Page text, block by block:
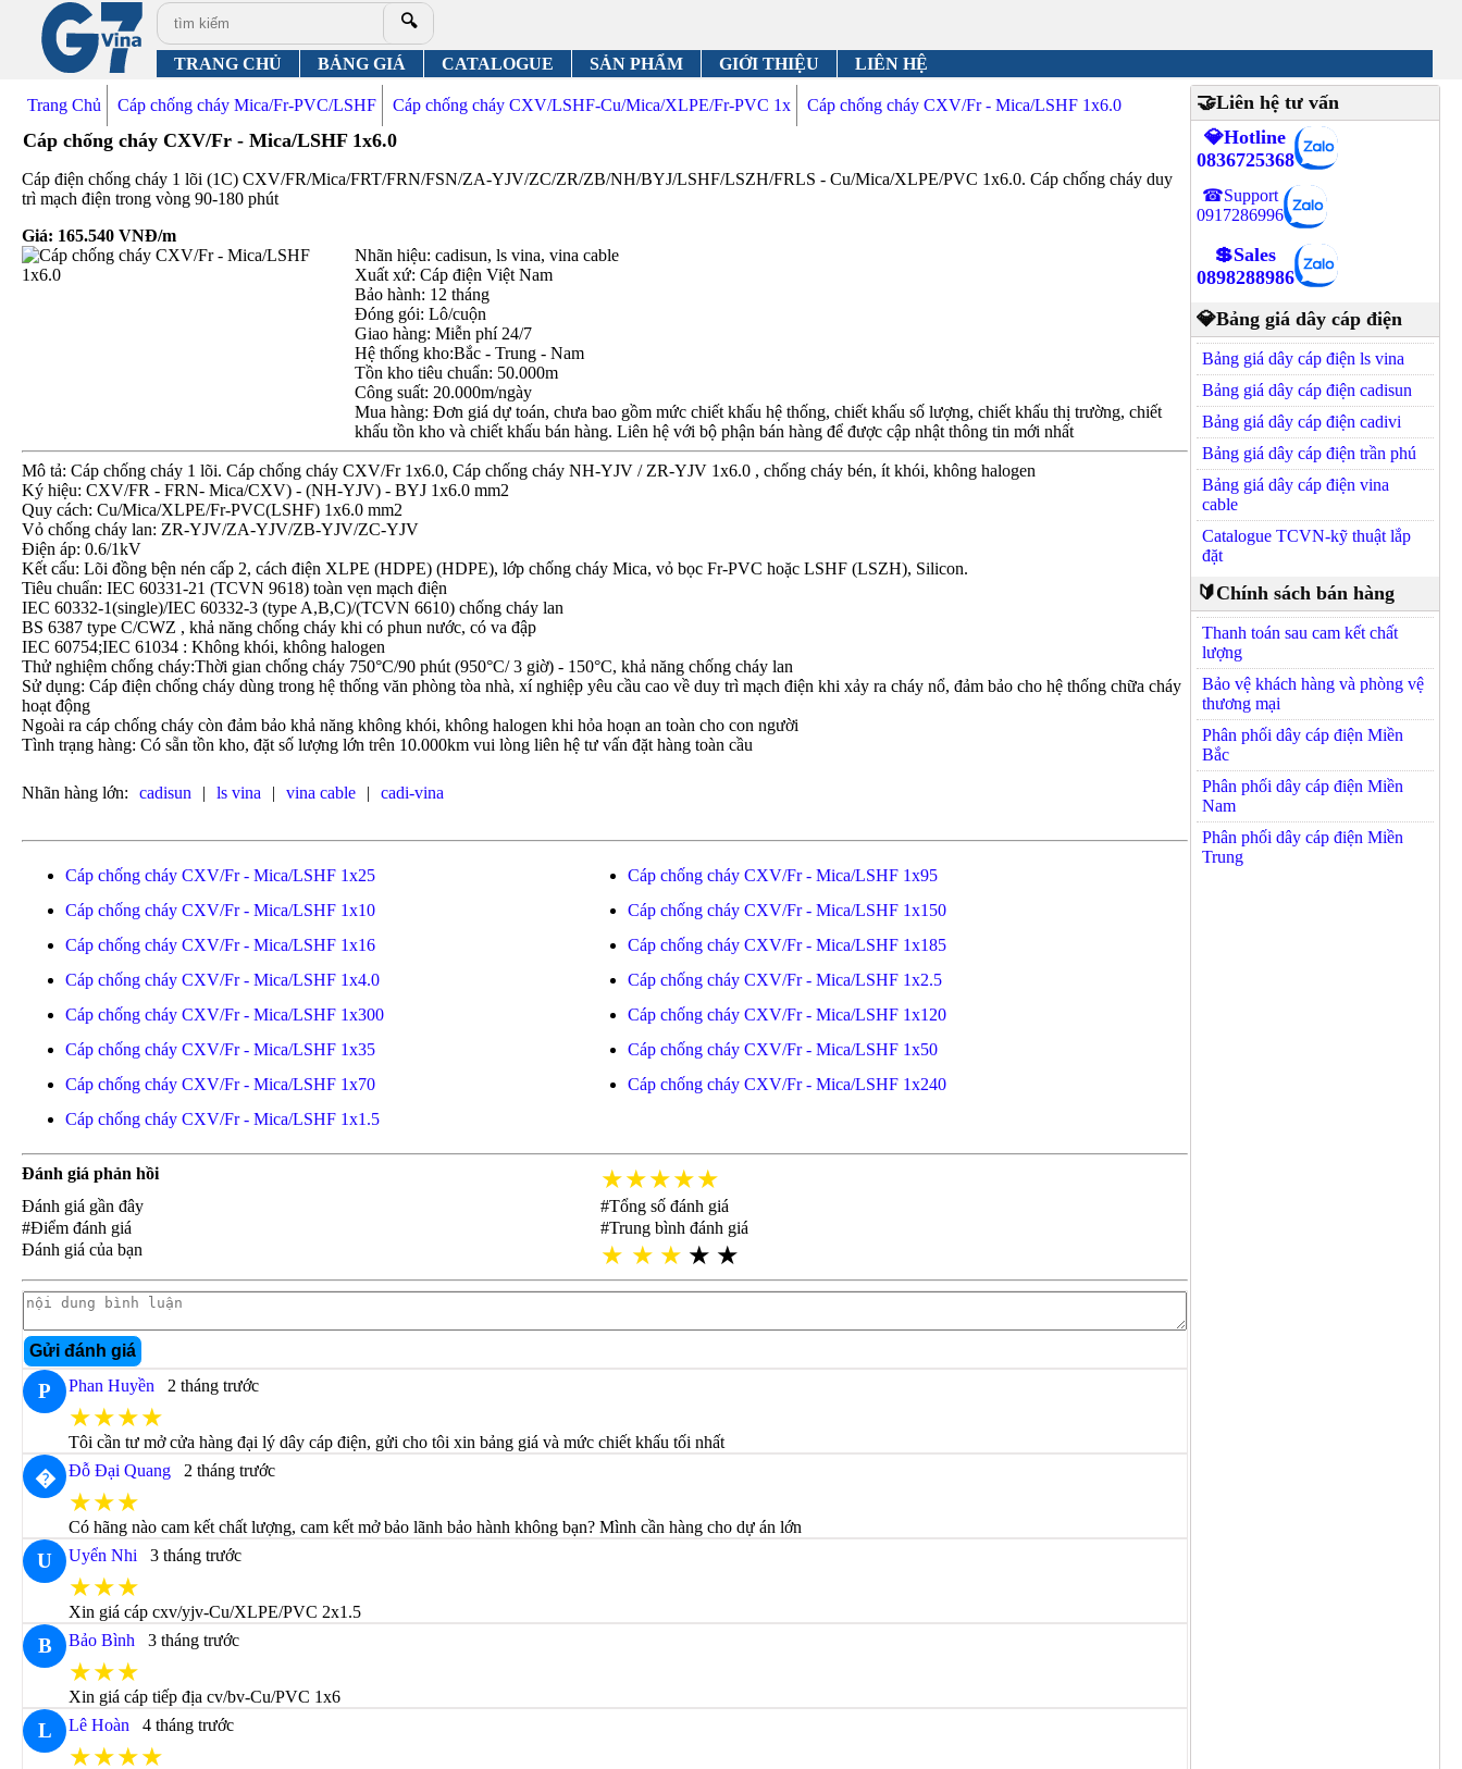
🔍
TRANG CHỦ BẢNG GIÁ CATALOGUE SẢN PHẨM GIỚI THIỆU LIÊN HỆ
Trang Chủ Cáp chống cháy Mica/Fr-PVC/LSHF Cáp chống cháy CXV/LSHF-Cu/Mica/XLPE/Fr-PVC 1x Cáp chống cháy CXV/Fr - Mica/LSHF 1x6.0
Cáp chống cháy CXV/Fr - Mica/LSHF 1x6.0
Cáp điện chống cháy 1 lõi (1C) CXV/FR/Mica/FRT/FRN/FSN/ZA-YJV/ZC/ZR/ZB/NH/BYJ/LSHF/LSZH/FRLS - Cu/Mica/XLPE/PVC 1x6.0. Cáp chống cháy duy
trì mạch điện trong vòng 90-180 phút
Giá: 165.540 VNĐ/m
Nhãn hiệu: cadisun, ls vina, vina cable
Xuất xứ: Cáp điện Việt Nam
Bảo hành: 12 tháng
Đóng gói: Lô/cuộn
Giao hàng: Miễn phí 24/7
Hệ thống kho:Bắc - Trung - Nam
Tồn kho tiêu chuẩn: 50.000m
Công suất: 20.000m/ngày
Mua hàng: Đơn giá dự toán, chưa bao gồm mức chiết khấu hệ thống, chiết khấu số lượng, chiết khấu thị trường, chiết
khấu tồn kho và chiết khấu bán hàng. Liên hệ với bộ phận bán hàng để được cập nhật thông tin mới nhất
Mô tả: Cáp chống cháy 1 lõi. Cáp chống cháy CXV/Fr 1x6.0, Cáp chống cháy NH-YJV / ZR-YJV 1x6.0 , chống cháy bén, ít khói, không halogen
Ký hiệu: CXV/FR - FRN- Mica/CXV) - (NH-YJV) - BYJ 1x6.0 mm2
Quy cách: Cu/Mica/XLPE/Fr-PVC(LSHF) 1x6.0 mm2
Vỏ chống cháy lan: ZR-YJV/ZA-YJV/ZB-YJV/ZC-YJV
Điện áp: 0.6/1kV
Kết cấu: Lõi đồng bện nén cấp 2, cách điện XLPE (HDPE) (HDPE), lớp chống cháy Mica, vỏ bọc Fr-PVC hoặc LSHF (LSZH), Silicon.
Tiêu chuẩn: IEC 60331-21 (TCVN 9618) toàn vẹn mạch điện
IEC 60332-1(single)/IEC 60332-3 (type A,B,C)/(TCVN 6610) chống cháy lan
BS 6387 type C/CWZ , khả năng chống cháy khi có phun nước, có va đập
IEC 60754;IEC 61034 : Không khói, không halogen
Thử nghiệm chống cháy:Thời gian chống cháy 750°C/90 phút (950°C/ 3 giờ) - 150°C, khả năng chống cháy lan
Sử dụng: Cáp điện chống cháy dùng trong hệ thống văn phòng tòa nhà, xí nghiệp yêu cầu cao về duy trì mạch điện khi xảy ra cháy nổ, đảm bảo cho hệ thống chữa cháy
hoạt động
Ngoài ra cáp chống cháy còn đảm bảo khả năng không khói, không halogen khi hỏa hoạn an toàn cho con người
Tình trạng hàng: Có sẵn tồn kho, đặt số lượng lớn trên 10.000km vui lòng liên hệ tư vấn đặt hàng toàn cầu
Nhãn hàng lớn: cadisun | ls vina | vina cable | cadi-vina
Cáp chống cháy CXV/Fr - Mica/LSHF 1x25
Cáp chống cháy CXV/Fr - Mica/LSHF 1x95
Cáp chống cháy CXV/Fr - Mica/LSHF 1x10
Cáp chống cháy CXV/Fr - Mica/LSHF 1x150
Cáp chống cháy CXV/Fr - Mica/LSHF 1x16
Cáp chống cháy CXV/Fr - Mica/LSHF 1x185
Cáp chống cháy CXV/Fr - Mica/LSHF 1x4.0
Cáp chống cháy CXV/Fr - Mica/LSHF 1x2.5
Cáp chống cháy CXV/Fr - Mica/LSHF 1x300
Cáp chống cháy CXV/Fr - Mica/LSHF 1x120
Cáp chống cháy CXV/Fr - Mica/LSHF 1x35
Cáp chống cháy CXV/Fr - Mica/LSHF 1x50
Cáp chống cháy CXV/Fr - Mica/LSHF 1x70
Cáp chống cháy CXV/Fr - Mica/LSHF 1x240
Cáp chống cháy CXV/Fr - Mica/LSHF 1x1.5
Đánh giá phản hồi ★★★★★
Đánh giá gần đây
#Tổng số đánh giá
#Điểm đánh giá
#Trung bình đánh giá
Đánh giá của bạn
★ ★ ★ ★ ★
Gửi đánh giá
P Phan Huyền 2 tháng trước
★★★★
Tôi cần tư mở cửa hàng đại lý dây cáp điện, gửi cho tôi xin bảng giá và mức chiết khấu tối nhất
� Đỗ Đại Quang 2 tháng trước
★★★
Có hãng nào cam kết chất lượng, cam kết mở bảo lãnh bảo hành không bạn? Mình cần hàng cho dự án lớn
U Uyển Nhi 3 tháng trước
★★★
Xin giá cáp cxv/yjv-Cu/XLPE/PVC 2x1.5
B Bảo Bình 3 tháng trước
★★★
Xin giá cáp tiếp địa cv/bv-Cu/PVC 1x6
L Lê Hoàn 4 tháng trước
★★★★
🤝Liên hệ tư vấn
💎Hotline
0836725368
☎Support
0917286996
💲Sales
0898288986
💎Bảng giá dây cáp điện
Bảng giá dây cáp điện ls vina
Bảng giá dây cáp điện cadisun
Bảng giá dây cáp điện cadivi
Bảng giá dây cáp điện trần phú
Bảng giá dây cáp điện vina
cable
Catalogue TCVN-kỹ thuật lắp
đặt
🔰Chính sách bán hàng
Thanh toán sau cam kết chất
lượng
Bảo vệ khách hàng và phòng vệ
thương mại
Phân phối dây cáp điện Miền
Bắc
Phân phối dây cáp điện Miền
Nam
Phân phối dây cáp điện Miền
Trung